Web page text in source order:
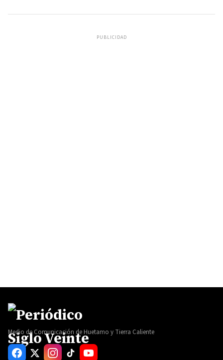
PUBLICIDAD
Medio de Comunicación de Huetamo y Tierra Caliente